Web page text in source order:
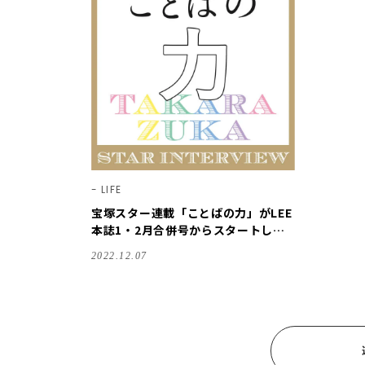
LIFE
宝塚スター連載「ことばの力」がLEE
本誌1・2月合併号からスタートしま
2022.12.07